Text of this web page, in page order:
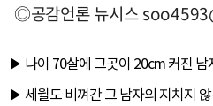
◎공감언론 뉴시스